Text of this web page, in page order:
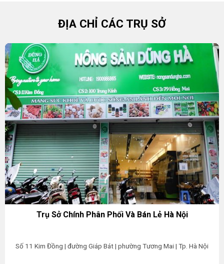
ĐỊA CHỈ CÁC TRỤ SỞ
Trụ Sở Chính Phân Phối Và Bán Lẻ Hà Nội
Số 11 Kim Đồng | đường Giáp Bát | phường Tương Mai | Tp. Hà Nội